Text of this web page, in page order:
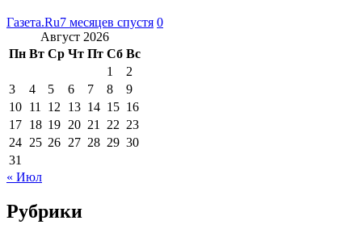
Газета.Ru7 месяцев спустя 0
Август 2026
Пн Вт Ср Чт Пт Сб Вс
1
2
3
4 5 6 7 8
9
10 11 12 13 14 15 16
17 18 19 20 21 22 23
24 25 26 27 28 29 30
31
« Июл
Рубрики